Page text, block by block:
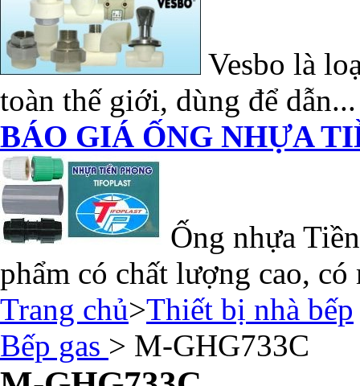
Vesbo là
toàn thế giới, dùng để dẫn...
BÁO GIÁ ỐNG NHỰA
Ống nhựa
phẩm có chất lượng cao, có
Trang chủ>Thiết bị nhà bếp
Bếp gas > M-GHG733C